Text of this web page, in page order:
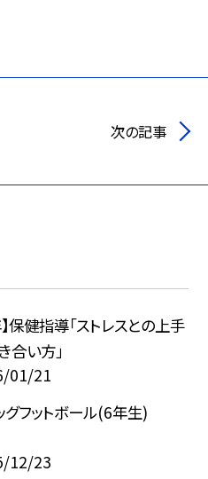
次の記事
】保健指導「ストレスとの上手
合い方」
01/21
グフットボール(6年生)
12/23